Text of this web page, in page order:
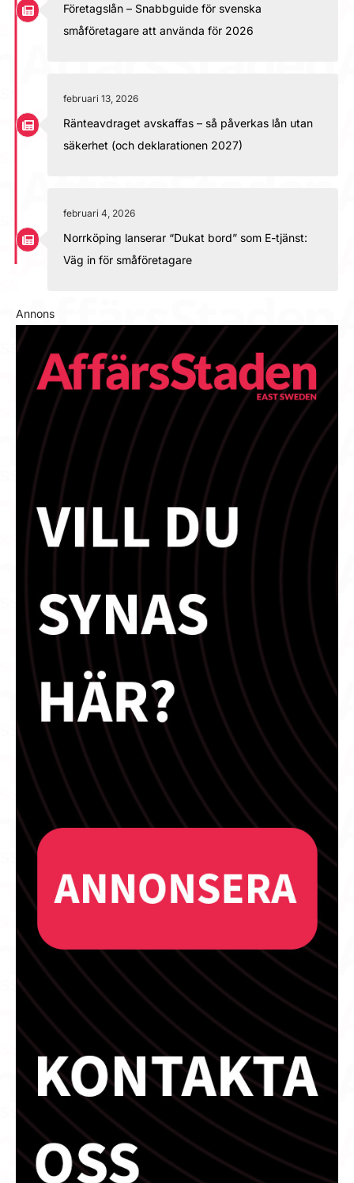
Företagslån – Snabbguide för svenska
småföretagare att använda för 2026
februari 13, 2026
Ränteavdraget avskaffas – så påverkas lån utan
säkerhet (och deklarationen 2027)
februari 4, 2026
Norrköping lanserar “Dukat bord” som E-tjänst:
Väg in för småföretagare
Annons